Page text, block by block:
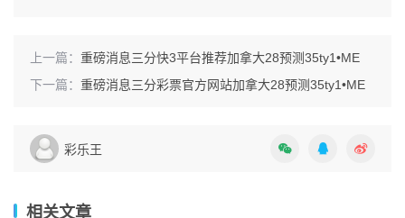
上一篇： 重磅消息三分快3平台推荐加拿大28预测35ty1 •ME
下一篇： 重磅消息三分彩票官方网站加拿大28预测35ty1 •ME
彩乐王
相关文章